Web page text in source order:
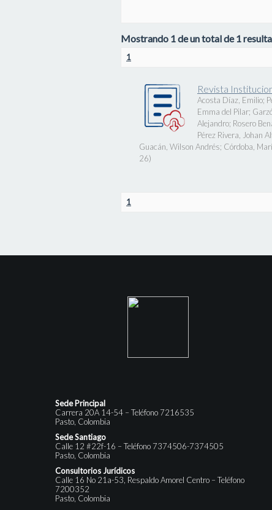
Mostrando 1 de un total de 1
1
Revista
Acosta Díaz, Emilio;
Emma del Pilar;
Alejandro; Rosero
Pérez Rivera, Johan
Guacán, Wilson Andrés; Córdoba,
26)
1
Sede Principal
Carrera 20A 14-54 – Teléfono 7216535
Pasto, Colombia
Sede Santiago
Calle 12 #22f-16 – Teléfono 7374506-7374505
Pasto, Colombia
Consultorios Jurídicos
Calle 16 No 21a-53, Respaldo Amorel Centro – Teléfono
7200352
Pasto, Colombia